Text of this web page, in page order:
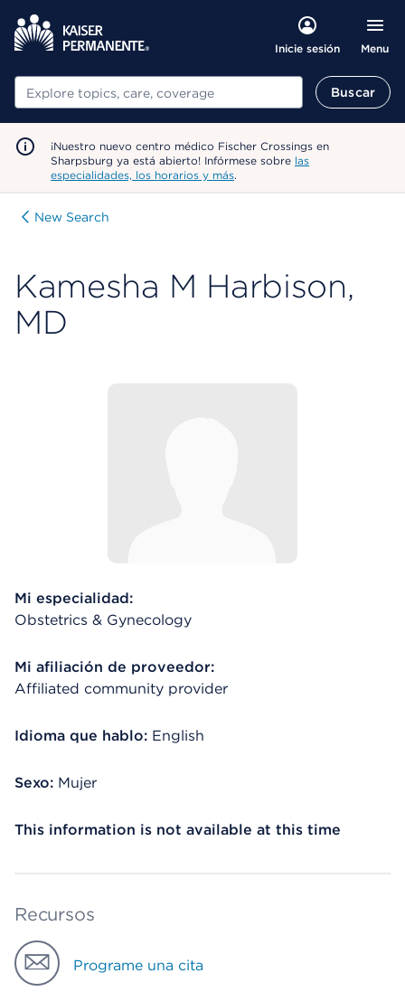
Inicie sesión Menu
Buscar Buscar
¡Nuestro nuevo centro médico Fischer Crossings en
Sharpsburg ya está abierto! Infórmese sobre las
especialidades, los horarios y más.
New Search
Kamesha M Harbison,
MD
Mi especialidad:
Obstetrics & Gynecology
Mi afiliación de proveedor:
Affiliated community provider
Idioma que hablo: English
Sexo: Mujer
This information is not available at this time
Recursos
Programe una cita